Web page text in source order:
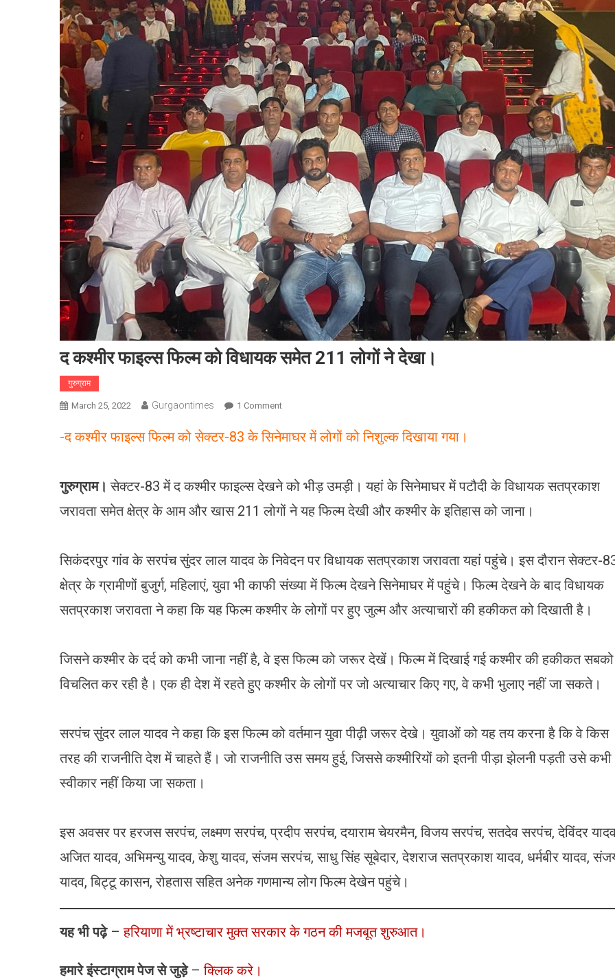
द कश्मीर फाइल्स फिल्म को विधायक समेत 211 लोगों ने देखा।
गुरुग्राम
March 25, 2022 Gurgaontimes 1 CommentOn
कश्मीर
को
समेत
ने
देखा।
-द कश्मीर फाइल्स फिल्म को सेक्टर-83 के सिनेमाघर में लोगों को निशुल्क दिखाया गया।
गुरुग्राम। सेक्टर-83 में द कश्मीर फाइल्स देखने को भीड़ उमड़ी। यहां के सिनेमाघर में पटौदी के विधायक सतप्रकाश
जरावता समेत क्षेत्र के आम और खास 211 लोगों ने यह फिल्म देखी और कश्मीर के इतिहास को जाना।
सिकंदरपुर गांव के सरपंच सुंदर लाल यादव के निवेदन पर विधायक सतप्रकाश जरावता यहां पहुंचे। इस दौरान सेक्टर-
क्षेत्र के ग्रामीणों बुजुर्ग, महिलाएं, युवा भी काफी संख्या में फिल्म देखने सिनेमाघर में पहुंचे। फिल्म देखने के बाद विधायक
सतप्रकाश जरावता ने कहा कि यह फिल्म कश्मीर के लोगों पर हुए जुल्म और अत्याचारों की हकीकत को दिखाती है।
जिसने कश्मीर के दर्द को कभी जाना नहीं है, वे इस फिल्म को जरूर देखें। फिल्म में दिखाई गई कश्मीर की हकीकत सबको
विचलित कर रही है। एक ही देश में रहते हुए कश्मीर के लोगों पर जो अत्याचार किए गए, वे कभी भुलाए नहीं जा सकते।
सरपंच सुंदर लाल यादव ने कहा कि इस फिल्म को वर्तमान युवा पीढ़ी जरूर देखे। युवाओं को यह तय करना है कि वे किस
तरह की राजनीति देश में चाहते हैं। जो राजनीति उस समय हुई, जिससे कश्मीरियों को इतनी पीड़ा झेलनी पड़ती उसे कभी
स्वीकार नहीं किया जा सकता।
इस अवसर पर हरजस सरपंच, लक्ष्मण सरपंच, प्रदीप सरपंच, दयाराम चेयरमैन, विजय सरपंच, सतदेव सरपंच, देविंदर
अजित यादव, अभिमन्यु यादव, केशु यादव, संजम सरपंच, साधु सिंह सूबेदार, देशराज सतप्रकाश यादव, धर्मबीर यादव,
यादव, बिट्टू कासन, रोहतास सहित अनेक गणमान्य लोग फिल्म देखेन पहुंचे।
यह भी पढ़े –हरियाणा में भ्रष्टाचार मुक्त सरकार के गठन की मजबूत शुरुआत।
हमारे इंस्टाग्राम पेज से जुड़े–क्लिक करे।